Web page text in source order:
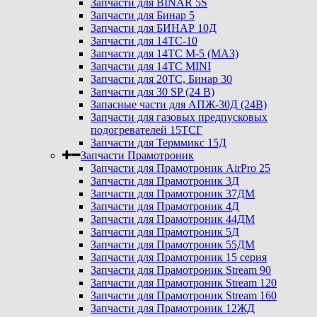
Запчасти для Бинар 5
Запчасти для БИНАР 10Д
Запчасти для 14ТС-10
Запчасти для 14ТС М-5 (МАЗ)
Запчасти для 14ТС MINI
Запчасти для 20ТС, Бинар 30
Запчасти для 30 SP (24 В)
Запасные части для АПЖ-30Д (24В)
Запчасти для газовых предпусковых
подогревателей 15ТСГ
Запчасти для Терммикс 15Д
Запчасти Прамотроник
Запчасти для Прамотроник AirPro 25
Запчасти для Прамотроник 3Д
Запчасти для Прамотроник 37ДМ
Запчасти для Прамотроник 4Д
Запчасти для Прамотроник 44ДМ
Запчасти для Прамотроник 5Д
Запчасти для Прамотроник 55ДМ
Запчасти для Прамотроник 15 серия
Запчасти для Прамотроник Stream 90
Запчасти для Прамотроник Stream 120
Запчасти для Прамотроник Stream 160
Запчасти для Прамотроник 12ЖД